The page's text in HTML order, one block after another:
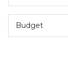
Budget